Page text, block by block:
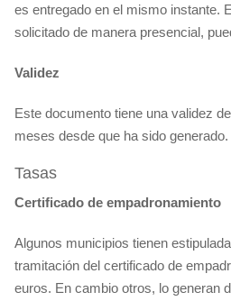
es entregado en el mismo instante.
solicitado de manera presencial,
Validez
Este documento tiene una validez
meses desde que ha sido generado.
Tasas
Certificado de empadronamiento
Algunos municipios tienen
tramitación del certificado de
euros. En cambio otros, lo generan